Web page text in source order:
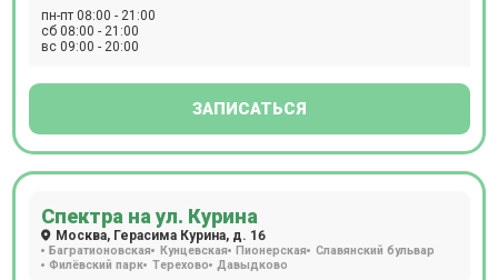
кольпоскопию, ректороманоскопию, цистоскопию,
эзофагогастродуоденоскопия (ЭФГДС). А также, при
стоматологическом отделении есть отдельный рентген-
удобства наших пациентов врачи могут выехать на дом к
дому, лабораторная диагностика и даже УЗИ на дому.
пн-пт 08:00 - 21:00
сб 08:00 - 21:00
вс 09:00 - 20:00
ЗАПИСАТЬСЯ
Спектра на ул. Курина
Москва, Герасима Курина, д. 16
Багратионовская Кунцевская Пионерская Славянский бульвар
Филёвский парк Терехово Давыдково